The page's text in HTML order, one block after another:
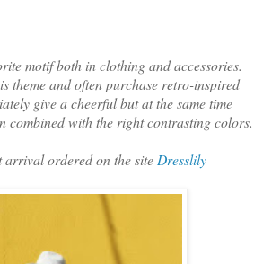
motif both in clothing and accessories.
theme and often purchase retro-inspired
give a cheerful but at the same time
combined with the right contrasting colors.
arrival ordered on the site Dresslily